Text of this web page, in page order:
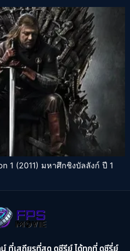
1 (2011) มหาศึกชิงบัลลังก์ ปี 1